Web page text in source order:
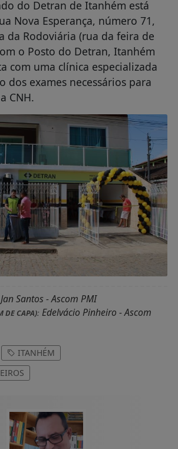
do Detran de Itanhém está
Nova Esperança, número 71,
da Rodoviária (rua da feira de
o Posto do Detran, Itanhém
com uma clínica especializada
dos exames necessários para
CNH.
Santos - Ascom PMI
DE CAPA):Edelvácio Pinheiro - Ascom
ITANHÉM